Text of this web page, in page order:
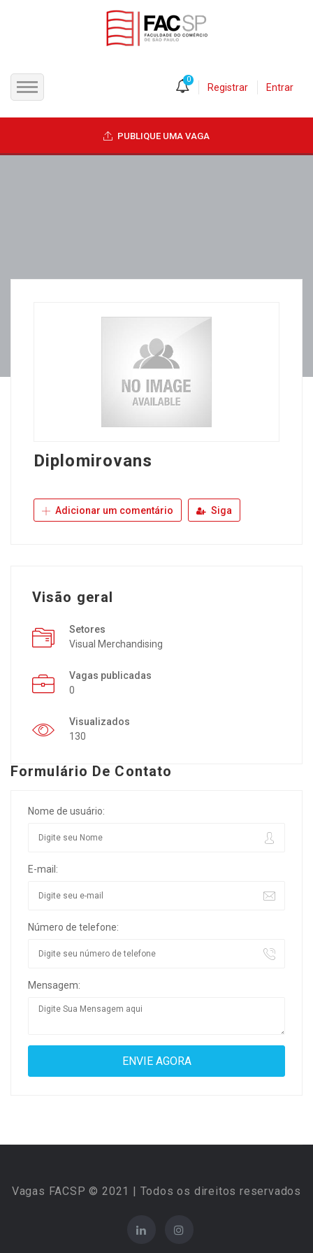
CANDIDATOS
0
Registrar Entrar
PUBLIQUE UMA VAGA
Diplomirovans
Adicionar um comentário Siga
Visão geral
Setores
Visual Merchandising
Vagas publicadas
0
Visualizados
130
Formulário De Contato
Nome de usuário:
E-mail:
Número de telefone:
Mensagem:
Vagas FACSP © 2021 | Todos os direitos reservados